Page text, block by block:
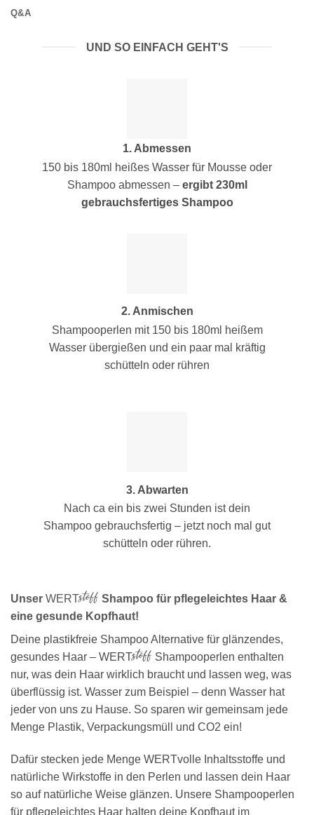
Q&A
UND SO EINFACH GEHT'S
1. Abmessen
150 bis 180ml heißes Wasser für Mousse oder
Shampoo abmessen – ergibt 230ml
gebrauchsfertiges Shampoo
2. Anmischen
Shampooperlen mit 150 bis 180ml heißem
Wasser übergießen und ein paar mal kräftig
schütteln oder rühren
3. Abwarten
Nach ca ein bis zwei Stunden ist dein
Shampoo gebrauchsfertig – jetzt noch mal gut
schütteln oder rühren.
Unser WERTstoff Shampoo für pflegeleichtes Haar &
eine gesunde Kopfhaut!
Deine plastikfreie Shampoo Alternative für glänzendes,
gesundes Haar – WERTstoff Shampooperlen enthalten
nur, was dein Haar wirklich braucht und lassen weg, was
überflüssig ist. Wasser zum Beispiel – denn Wasser hat
jeder von uns zu Hause. So sparen wir gemeinsam jede
Menge Plastik, Verpackungsmüll und CO2 ein!
Dafür stecken jede Menge WERTvolle Inhaltsstoffe und
natürliche Wirkstoffe in den Perlen und lassen dein Haar
so auf natürliche Weise glänzen. Unsere Shampooperlen
für pflegeleichtes Haar halten deine Kopfhaut im